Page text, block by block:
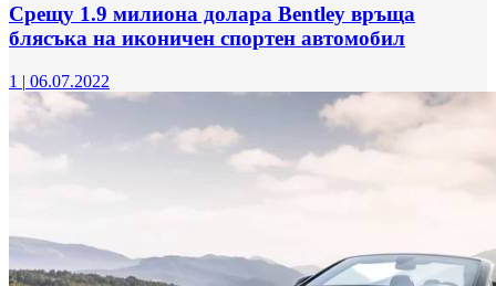
Срещу 1.9 милиона долара Bentley връща
блясъка на иконичен спортен автомобил
1 | 06.07.2022